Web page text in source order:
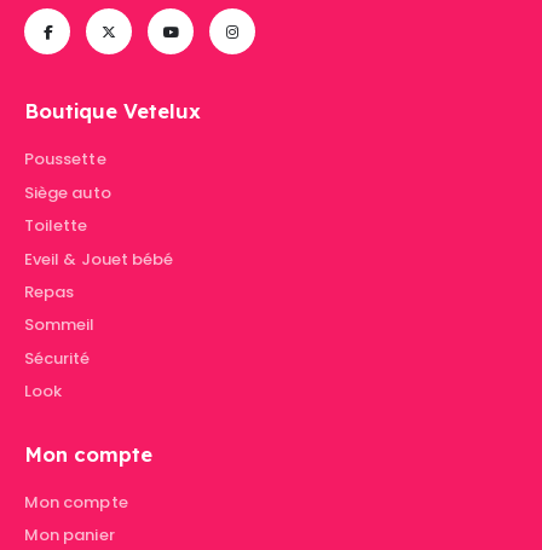
Boutique Vetelux
Poussette
Siège auto
Toilette
Eveil & Jouet bébé
Repas
Sommeil
Sécurité
Look
Mon compte
Mon compte
Mon panier